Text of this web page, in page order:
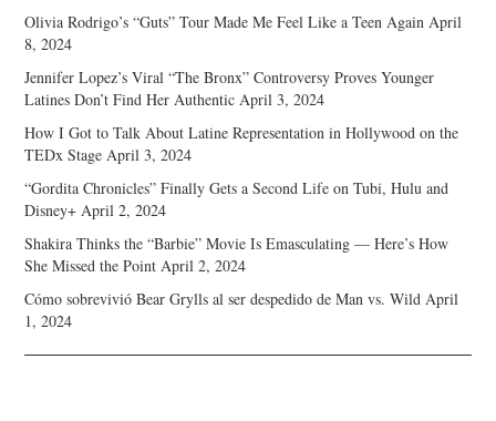
Olivia Rodrigo’s “Guts” Tour Made Me Feel Like a Teen Again April
8, 2024
Jennifer Lopez’s Viral “The Bronx” Controversy Proves Younger
Latines Don’t Find Her Authentic April 3, 2024
How I Got to Talk About Latine Representation in Hollywood on the
TEDx Stage April 3, 2024
“Gordita Chronicles” Finally Gets a Second Life on Tubi, Hulu and
Disney+ April 2, 2024
Shakira Thinks the “Barbie” Movie Is Emasculating — Here’s How
She Missed the Point April 2, 2024
Cómo sobrevivió Bear Grylls al ser despedido de Man vs. Wild April
1, 2024